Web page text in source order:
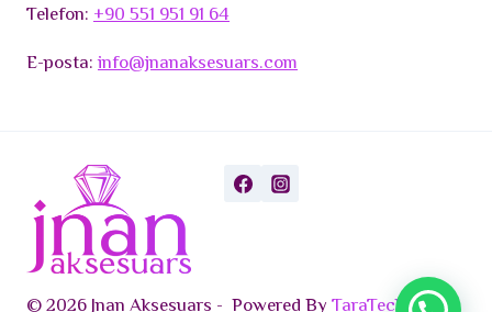
Telefon:+90 551 951 91 64
E-posta:info@jnanaksesuars.com